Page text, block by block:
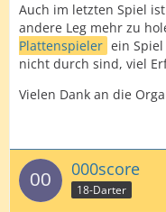
Auch im letzten Spiel
andere Leg mehr zu
Plattenspieler ein
nicht durch sind, viel
Vielen Dank an die
000score
18-Darter